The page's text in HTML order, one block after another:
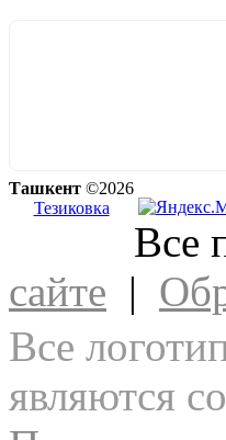
Ташкент ©2026
Тезиковка
Все
сайте |
Все
являются